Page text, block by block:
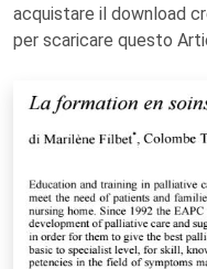
acquistare il download
per scaricare questo